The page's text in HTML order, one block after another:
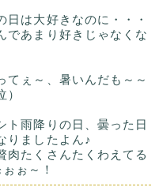
日は大好きなのに・・・
であまり好きじゃなくな
てぇ～、暑いんだも～～
）
ト雨降りの日、曇った日
りましたよん♪
肉たくさんたくわえてる
ぉ～！